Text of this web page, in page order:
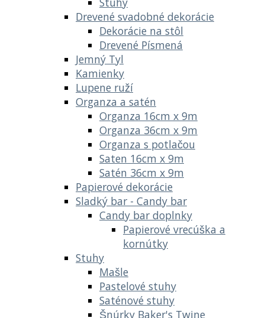
Drevené svadobné dekorácie
Dekorácie na stôl
Drevené Písmená
Jemný Tyl
Kamienky
Lupene ruží
Organza a satén
Organza 16cm x 9m
Organza 36cm x 9m
Organza s potlačou
Saten 16cm x 9m
Satén 36cm x 9m
Papierové dekorácie
Sladký bar - Candy bar
Candy bar doplnky
Papierové vrecúška a
kornútky
Stuhy
Mašle
Pastelové stuhy
Saténové stuhy
Šnúrky Baker's Twine